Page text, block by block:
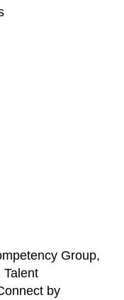
Group,
Talent
by